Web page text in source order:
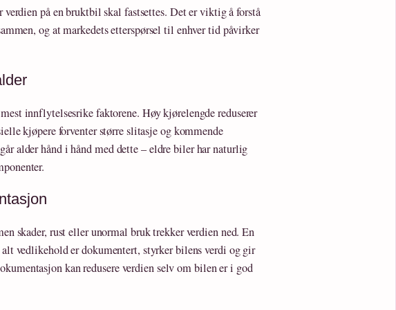
på en bruktbil skal fastsettes. Det er viktig å forstå
og at markedets etterspørsel til enhver tid påvirker
innflytelsesrike faktorene. Høy kjørelengde reduserer
kjøpere forventer større slitasje og kommende
alder hånd i hånd med dette – eldre biler har naturlig
skader, rust eller unormal bruk trekker verdien ned. En
vedlikehold er dokumentert, styrker bilens verdi og gir
kan redusere verdien selv om bilen er i god